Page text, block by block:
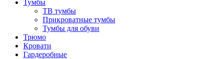
Тумбы
ТВ тумбы
Прикроватные тумбы
Тумбы для обуви
Трюмо
Кровати
Гардеробные